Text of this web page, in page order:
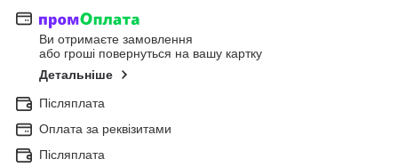
Ви отримаєте замовлення
або гроші повернуться на вашу картку
Детальніше
Післяплата
Оплата за реквізитами
Післяплата